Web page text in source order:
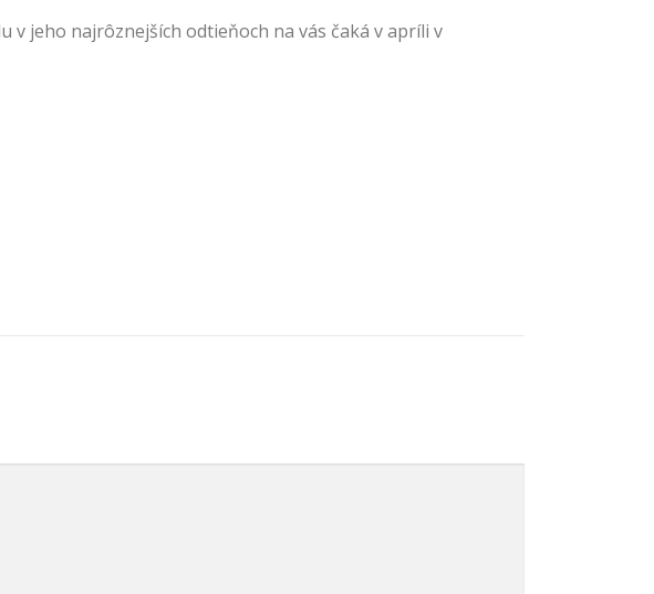
v jeho najrôznejších odtieňoch na vás čaká v apríli v